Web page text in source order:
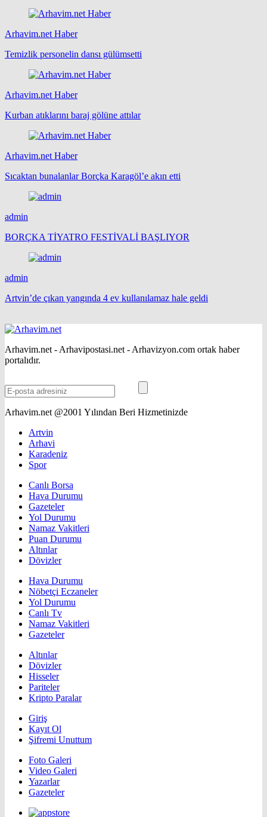
Arhavim.net Haber
Temizlik personelin dansı gülümsetti
Arhavim.net Haber
Kurban atıklarını baraj gölüne attılar
Arhavim.net Haber
Sıcaktan bunalanlar Borçka Karagöl’e akın etti
admin
BORÇKA TİYATRO FESTİVALİ BAŞLIYOR
admin
Artvin’de çıkan yangında 4 ev kullanılamaz hale geldi
Arhavim.net - Arhavipostasi.net - Arhavizyon.com ortak haber
portalıdır.
Arhavim.net @2001 Yılından Beri Hizmetinizde
Artvin
Arhavi
Karadeniz
Spor
Canlı Borsa
Hava Durumu
Gazeteler
Yol Durumu
Namaz Vakitleri
Puan Durumu
Altınlar
Dövizler
Hava Durumu
Nöbetçi Eczaneler
Yol Durumu
Canlı Tv
Namaz Vakitleri
Gazeteler
Altınlar
Dövizler
Hisseler
Pariteler
Kripto Paralar
Giriş
Kayıt Ol
Şifremi Unuttum
Foto Galeri
Video Galeri
Yazarlar
Gazeteler